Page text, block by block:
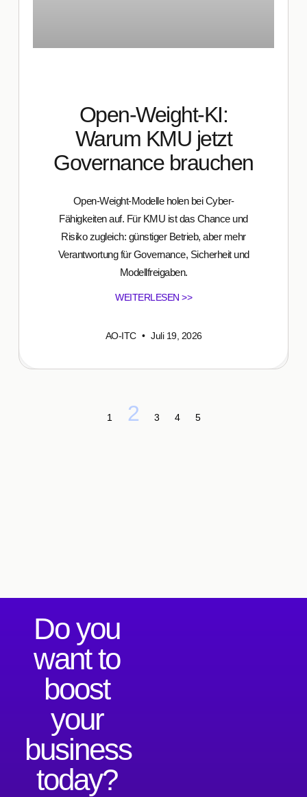
Open-Weight-KI:
Warum KMU jetzt
Governance brauchen
Open-Weight-Modelle holen bei Cyber-
Fähigkeiten auf. Für KMU ist das Chance und
Risiko zugleich: günstiger Betrieb, aber mehr
Verantwortung für Governance, Sicherheit und
Modellfreigaben.
WEITERLESEN >>
AO-ITC Juli 19, 2026
1 2 3 4 5
Do you
want to
boost
your
business
today?